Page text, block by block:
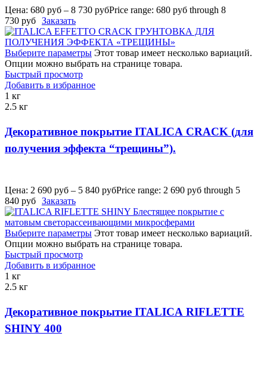
Цена: 680 руб – 8 730 рубPrice range: 680 руб through 8
730 руб Заказать
Выберите параметры Этот товар имеет несколько вариаций.
Опции можно выбрать на странице товара.
Быстрый просмотр
Добавить в избранное
1 кг
2.5 кг
Декоративное покрытие ITALICA CRACK (для
получения эффекта “трещины”).
Цена: 2 690 руб – 5 840 рубPrice range: 2 690 руб through 5
840 руб Заказать
Выберите параметры Этот товар имеет несколько вариаций.
Опции можно выбрать на странице товара.
Быстрый просмотр
Добавить в избранное
1 кг
2.5 кг
Декоративное покрытие ITALICA RIFLETTE
SHINY 400